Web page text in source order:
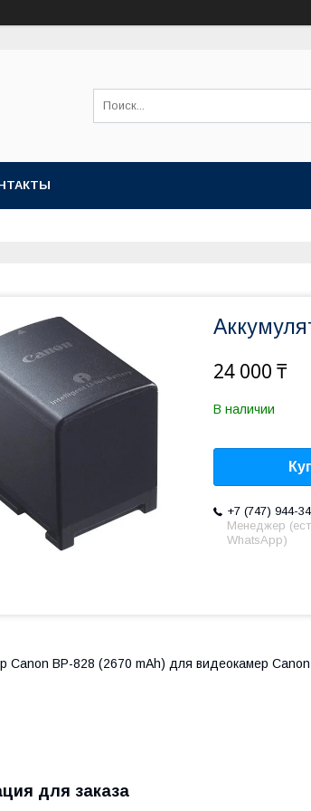
24 000 ₸
В наличии
+7 (747) 944-
Менеджер
WhatsApp)
Canon BP-828 (2670 mAh) для видеокамер
для заказа